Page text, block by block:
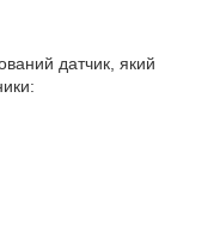
датчик, який